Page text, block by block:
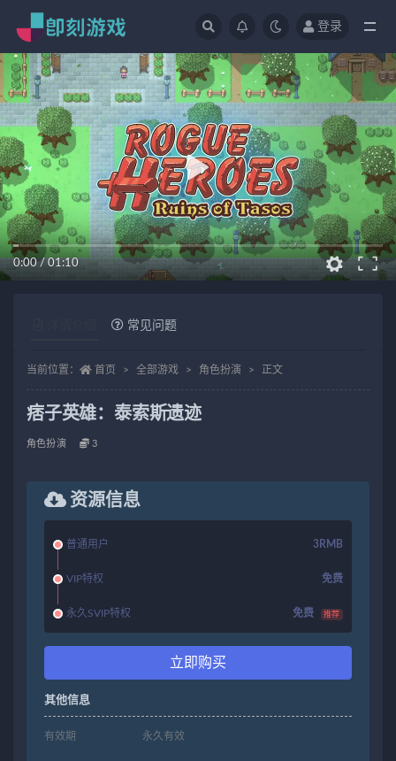
登录
0:00/ 01:10
常见问题
当前位置： 首页 全部游戏 角色扮演 正文
痞子英雄：泰索斯遗迹
角色扮演 3
资源信息
普通用户 3RMB
VIP特权 免费
永久SVIP特权 免费 推荐
立即购买
其他信息
有效期 永久有效